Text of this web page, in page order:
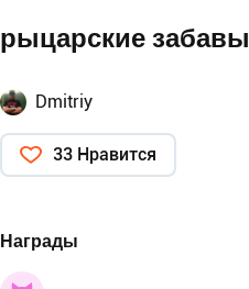
рыцарские забавы
Dmitriy
33 Нравится
Награды